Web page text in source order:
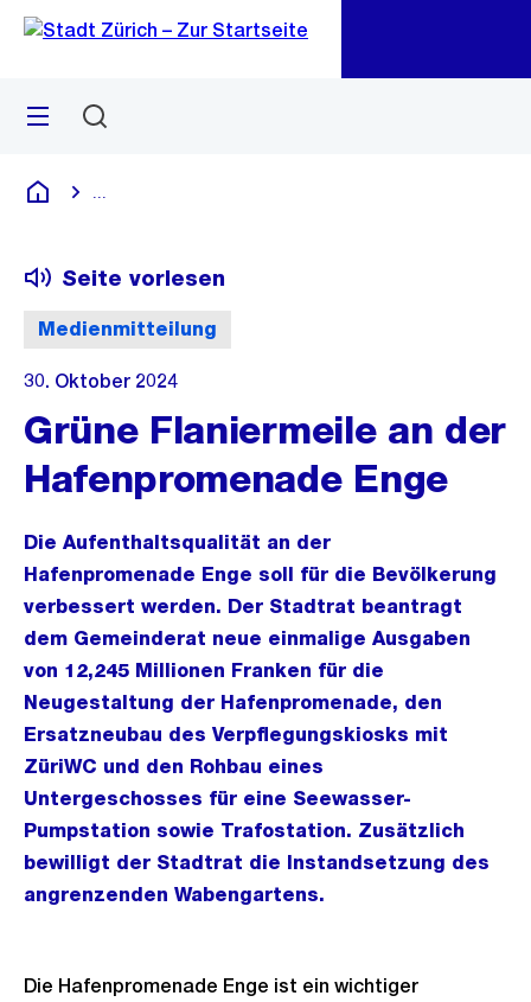
Navigation
Sprunglink
Menü
Deutsch
Medienmitteilung
Seite vorlesen
30. Oktober 2024
Grüne Flaniermeile an der
Hafenpromenade Enge
Die Aufenthaltsqualität an der
Hafenpromenade Enge soll für die Bevölkerung
verbessert werden. Der Stadtrat beantragt
dem Gemeinderat neue einmalige Ausgaben
von 12,245 Millionen Franken für die
Neugestaltung der Hafenpromenade, den
Ersatzneubau des Verpflegungskiosks mit
ZüriWC und den Rohbau eines
Untergeschosses für eine Seewasser-
Pumpstation sowie Trafostation. Zusätzlich
bewilligt der Stadtrat die Instandsetzung des
angrenzenden Wabengartens.
Die Hafenpromenade Enge ist ein wichtiger